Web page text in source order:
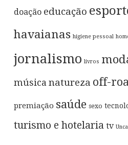
doação educação
havaianas higiene pessoal
jornalismo livros
música natureza off-
premiação saúde sexo
turismo e hotelaria tv